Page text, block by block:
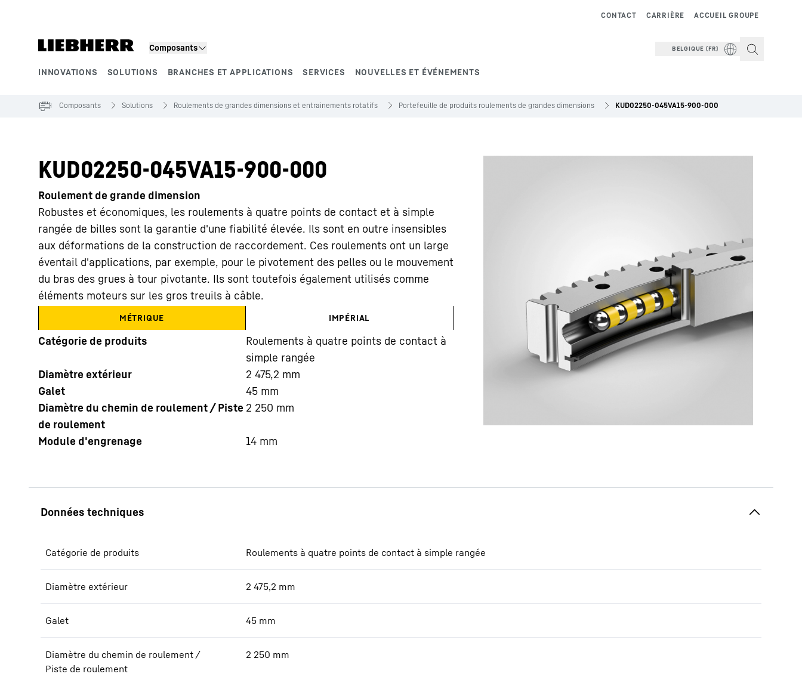
Composants
INNOVATIONS SOLUTIONS BRANCHES ET APPLICATIONS SERVICES NOUVELLES ET ÉVÉNEMENTS
ACCUEIL GROUPE
CARRIÈRE
CONTACT
BELGIQUE (FR)
En savoir plus sur Liebherr
Composants Solutions Roulements de grandes dimensions et entrainements rotatifs Portefeuille de produits roulements de grandes dimensions KUD02250-045VA15-900-000
KUD02250-045VA15-900-000
Roulement de grande dimension
Robustes et économiques, les roulements à quatre points de contact et à simple
rangée de billes sont la garantie d'une fiabilité élevée. Ils sont en outre insensibles
aux déformations de la construction de raccordement. Ces roulements ont un large
éventail d'applications, par exemple, pour le pivotement des pelles ou le mouvement
du bras des grues à tour pivotante. Ils sont toutefois également utilisés comme
éléments moteurs sur les gros treuils à câble.
MÉTRIQUE IMPÉRIAL
Catégorie de produits
Roulements à quatre points de contact à
simple rangée
Diamètre extérieur
2 475,2 mm
Galet
45 mm
Diamètre du chemin de roulement / Piste
de roulement
2 250 mm
Module d'engrenage 14 mm
Catégorie de produits Roulements à quatre points de contact à simple rangée
Diamètre extérieur 2 475,2 mm
Galet 45 mm
Diamètre du chemin de roulement /
Piste de roulement
2 250 mm